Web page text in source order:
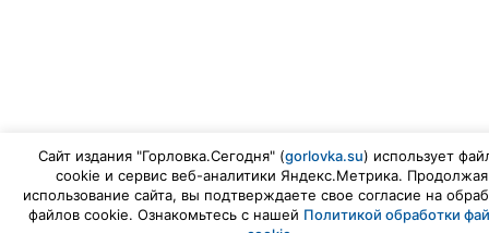
Сайт издания "Горловка.Сегодня" (gorlovka.su) использует
cookie и сервис веб-аналитики Яндекс.Метрика. Продолжая
использование сайта, вы подтверждаете свое согласие на
файлов cookie. Ознакомьтесь с нашей Политикой обработки